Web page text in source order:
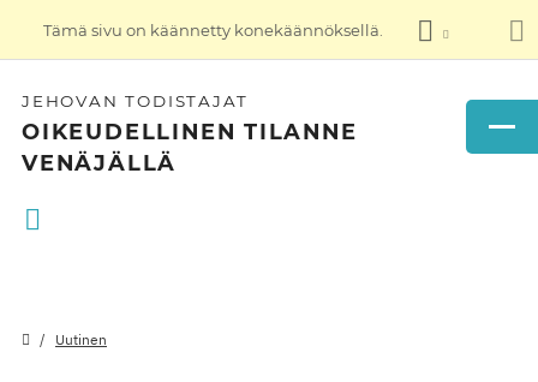
Tämä sivu on käännetty konekäännöksellä.
JEHOVAN TODISTAJAT
OIKEUDELLINEN TILANNE
VENÄJÄLLÄ
Uutinen